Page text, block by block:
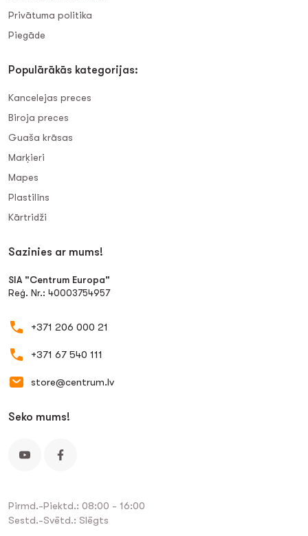
Privātuma politika
Piegāde
Populārākās kategorijas:
Kancelejas preces
Biroja preces
Guaša krāsas
Marķieri
Mapes
Plastilīns
Kārtridži
Sazinies ar mums!
SIA "Centrum Europa"
Reģ. Nr.: 40003754957
+371 206 000 21
+371 67 540 111
store@centrum.lv
Seko mums!
Pirmd.-Piektd.: 08:00 - 16:00
Sestd.-Svētd.: Slēgts